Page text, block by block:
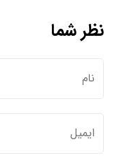
نظر شما